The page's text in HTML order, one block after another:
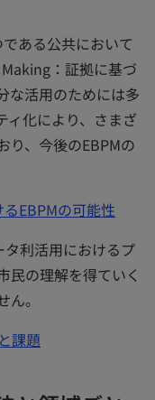
ある公共において
：証拠に基づ
な活用のためには多
ィ化により、さまざ
り、今後のEBPMの
EBPMの可能性
タ利活用におけるプ
民の理解を得ていく
。
課題